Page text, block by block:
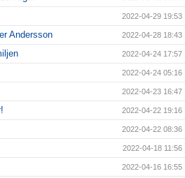
2022-04-29 19:53
Andersson 2022-04-28 18:43
2022-04-24 17:57
2022-04-24 05:16
2022-04-23 16:47
2022-04-22 19:16
2022-04-22 08:36
2022-04-18 11:56
2022-04-16 16:55